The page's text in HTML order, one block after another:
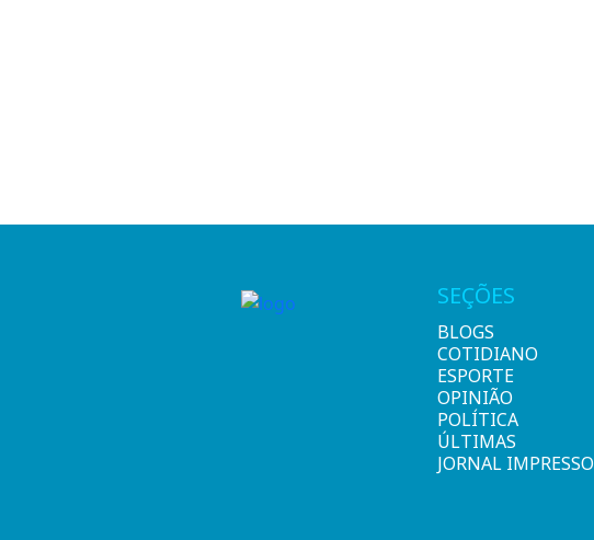
SEÇÕES
BLOGS
COTIDIANO
ESPORTE
OPINIÃO
POLÍTICA
ÚLTIMAS
JORNAL IMPRESSO